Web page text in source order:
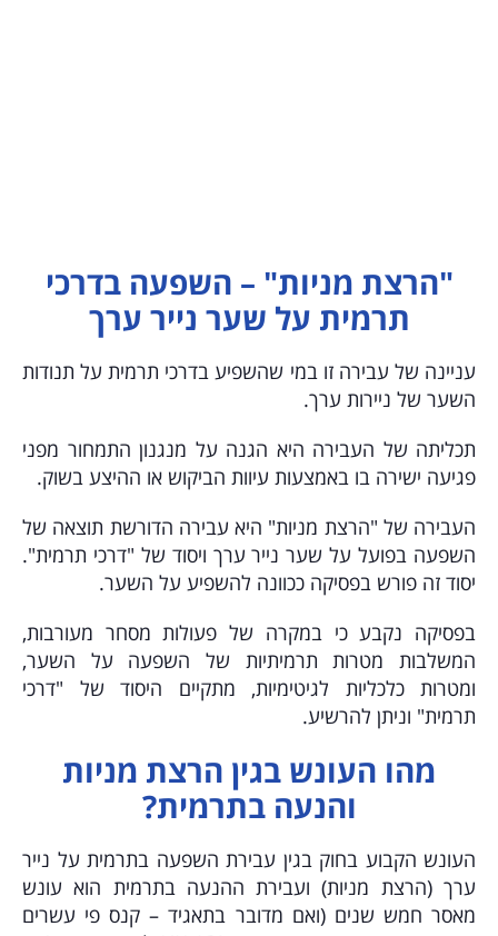
"הרצת מניות" – השפעה בדרכי
תרמית על שער נייר ערך
עניינה של עבירה זו במי שהשפיע בדרכי תרמית על תנודות
השער של ניירות ערך.
תכליתה של העבירה היא הגנה על מנגנון התמחור מפני
פגיעה ישירה בו באמצעות עיוות הביקוש או ההיצע בשוק.
העבירה של "הרצת מניות" היא עבירה הדורשת תוצאה של
השפעה בפועל על שער נייר ערך ויסוד של "דרכי תרמית".
יסוד זה פורש בפסיקה ככוונה להשפיע על השער.
בפסיקה נקבע כי במקרה של פעולות מסחר מעורבות,
המשלבות מטרות תרמיתיות של השפעה על השער,
ומטרות כלכליות לגיטימיות, מתקיים היסוד של "דרכי
תרמית" וניתן להרשיע.
מהו העונש בגין הרצת מניות
והנעה בתרמית?
העונש הקבוע בחוק בגין עבירת השפעה בתרמית על נייר
ערך (הרצת מניות) ועבירת ההנעה בתרמית הוא עונש
מאסר חמש שנים (ואם מדובר בתאגיד – קנס פי עשרים